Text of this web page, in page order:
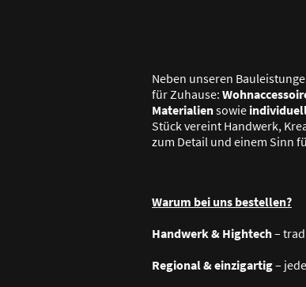
Neben unseren
für Zuhause:
Materialiensowie
Stück vereint Handwerk,
zum Detail und einem Sinn
Warum bei uns bestellen?
Handwerk & Hightech–
Regional & einzigartig–